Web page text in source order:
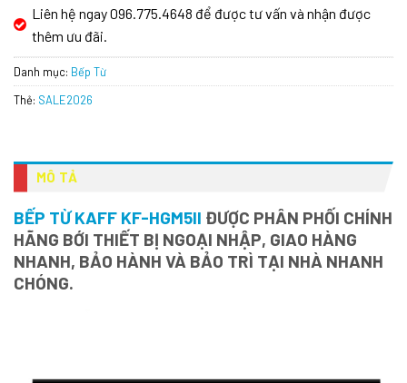
Liên hệ ngay 096.775.4648 để được tư vấn và nhận được
thêm ưu đãi.
Danh mục: Bếp Từ
Thẻ: SALE2026
MÔ TẢ
BẾP TỪ KAFF KF-HGM5II ĐƯỢC PHÂN PHỐI CHÍNH
HÃNG BỚI THIẾT BỊ NGOẠI NHẬP, GIAO HÀNG
NHANH, BẢO HÀNH VÀ BẢO TRÌ TẠI NHÀ NHANH
CHÓNG.